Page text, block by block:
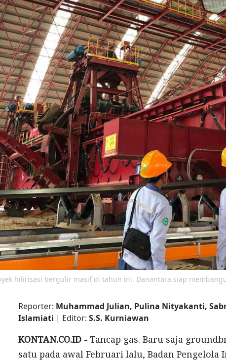
hilirisasi bergulir masif di tahun ini. Danantara siap
Reporter: Muhammad Julian, Pulina Nityakanti,
Islamiati | Editor: S.S. Kurniawan
KONTAN.CO.ID - Tancap gas. Baru saja
satu pada awal Februari lalu, Badan Pengelola